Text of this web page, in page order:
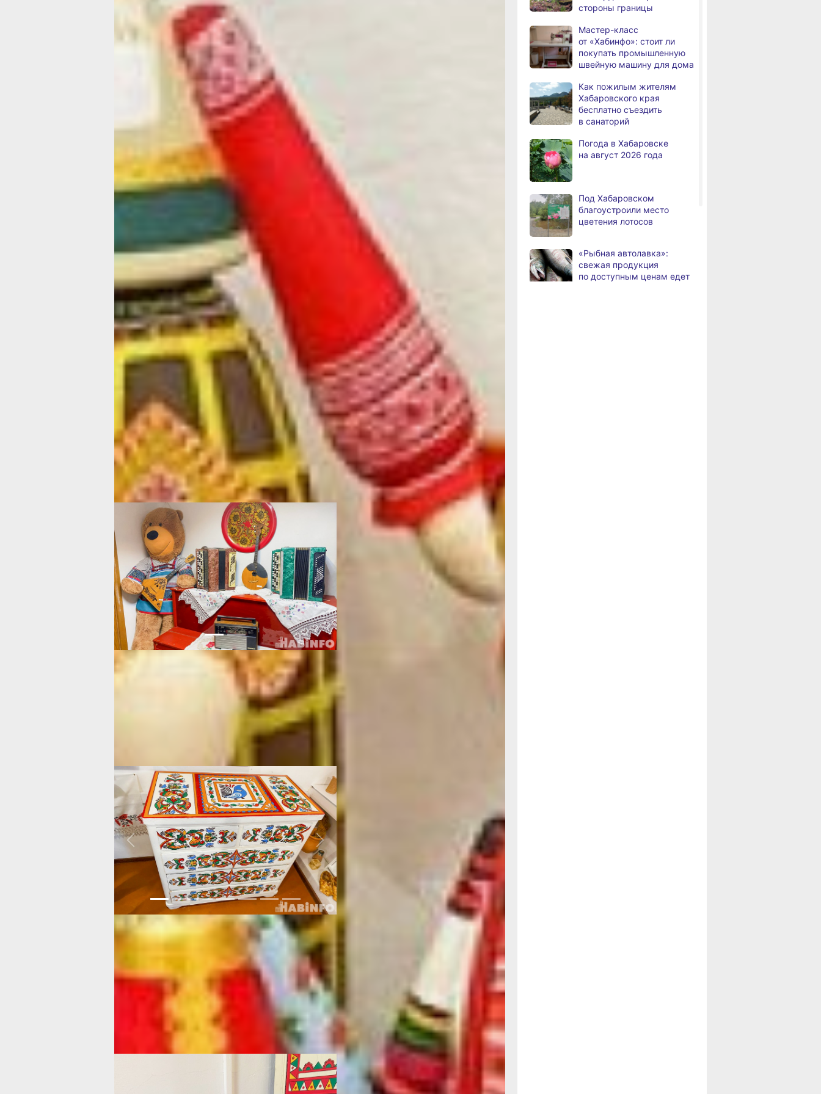
Ольга Жученко. Фото О. Григорьевой
современное учреждение. Все это благодаря
большому педагогическому опыту, неординарным
способностям и таланту. Стоит только
познакомиться с директором центра и понять,
почему «Народные ремесла» так популярны, ведь
тут занимаются больше 1000 детей. Потому что
руководитель «горит» своим делом и заряжает
этой энергетикой других.
– Нашему центру 11 лет. За это время мы открыли
несколько помещений. На Гамарника, 80
помещение было заброшено, но мы решили, что
здесь нужно сделать музей славянской культуры.
Потому что у нас в Хабаровске, например, очень
много мигрантов, иностранцев. Они не знают нашей
культуры, и даже когда они приезжают, то их дети
порой не знают языка. Поэтому я хотела, чтобы они
познакомились с нашей русской культурой, –
сказала Ольга Жученко.
Волшебная комната
По дороге в сокровищницу нам на глаза
попадаются музыкальные инструменты, которые
только ждут своего часа для наполнения
музыкального зала.
Previous Next
Вот мы стоим в музейной комнате, которая еще
только наполняется, по словам хранителей. Хотя
любой согласится, что тут уже можно найти очень
много занятных и редких вещиц. Директором
музея является преподаватель, член союза
народных художников России Наталья Михеева. В
этом помещении наше внимание привлекают
отреставрированные и заново расписанные
Previous Next
На стене, на почетном месте, висит рушник с
вензелем, который состоит из начальных букв ФИО
мастерицы. А вышивала салфетку сама Ольга
Жученко! Недалеко от него стоит ножное веретено.
А вот и кружевные салфетки, которые делали с
помощью коклюшек. Здесь и такие умелицы тоже
работают, которые через плетение учат детей
усидчивости. Поэтому место называется
музеем-
мастерскойславянской культуры. В целом комнату
украшают своими силами, а экспонаты приносят
либо хабаровчане, либо сами педагоги, либо
человек
11:43,
сегодня
В Хабаровске из горящей
квартиры на Чехова
эвакуировали 6 человек
сегодня
Хабаровского края
установился высокий класс
пожарной опасности
сегодня
Хабаровского края
модернизировали 4G
10:10,
возрождает
Дальневосточную студию
кинохроники
09:52,
сегодня
В команду крупного
издательского дома
требуется специалист
по документообороту
стороны границы
Мастер-класс
от «Хабинфо»: стоит ли
покупать промышленную
швейную машину для дома
Как пожилым жителям
Хабаровского края
бесплатно съездить
в санаторий
Погода в Хабаровске
на август 2026 года
Под Хабаровском
благоустроили место
цветения лотосов
«Рыбная автолавка»:
свежая продукция
по доступным ценам едет